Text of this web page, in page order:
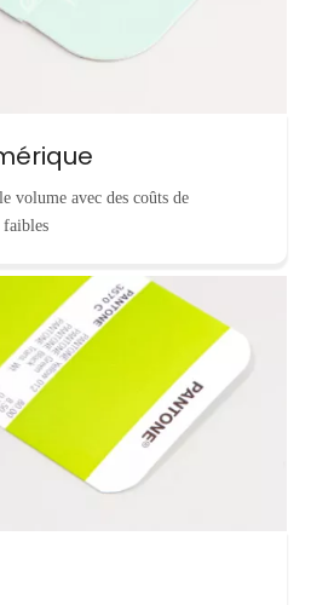
volume avec des coûts de